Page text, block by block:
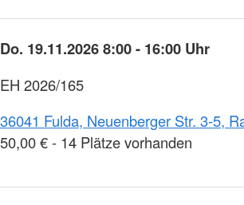
Do. 19.11.2026 8:00 - 16:00 Uhr
EH 2026/165
36041 Fulda, Neuenberger Str. 3-5,
50,00 € - 14 Plätze vorhanden